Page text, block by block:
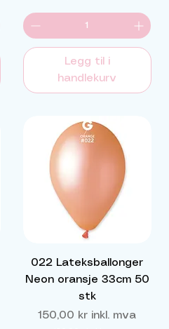
Legg til i
handlekurv
022 Lateksballonger
Neon oransje 33cm 50
stk
Pris
150,00 kr inkl. mva